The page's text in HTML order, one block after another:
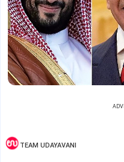
TEAM UDAYAVANI